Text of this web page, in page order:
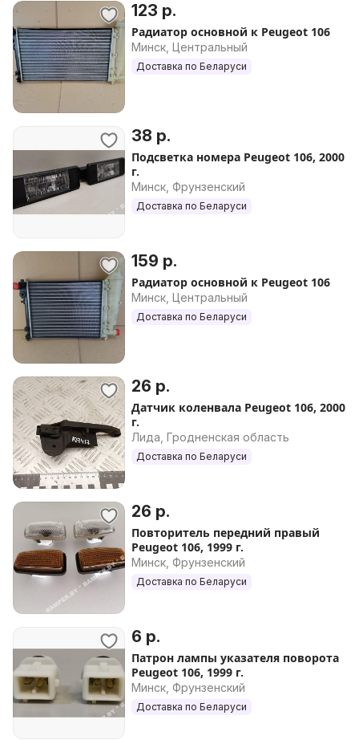
123 р.
Радиатор основной к Peugeot 106
Минск, Центральный
Доставка по Беларуси
38 р.
Подсветка номера Peugeot 106, 2000
г.
Минск, Фрунзенский
Доставка по Беларуси
159 р.
Радиатор основной к Peugeot 106
Минск, Центральный
Доставка по Беларуси
26 р.
Датчик коленвала Peugeot 106, 2000
г.
Лида, Гродненская область
Доставка по Беларуси
26 р.
Повторитель передний правый
Peugeot 106, 1999 г.
Минск, Фрунзенский
Доставка по Беларуси
6 р.
Патрон лампы указателя поворота
Peugeot 106, 1999 г.
Минск, Фрунзенский
Доставка по Беларуси